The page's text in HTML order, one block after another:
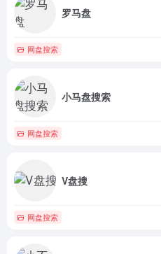
罗马盘
网盘搜索
小马盘搜索
网盘搜索
V盘搜
网盘搜索